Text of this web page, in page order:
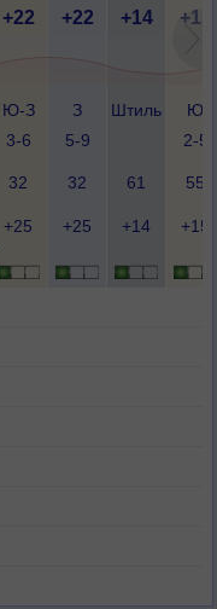
+22 +22 +14 +15
Ю-З
3-6
З
5-9
Штиль
Ю
2-5
32 32 61 55
+25 +25 +14 +15